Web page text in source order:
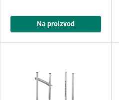
Na proizvod